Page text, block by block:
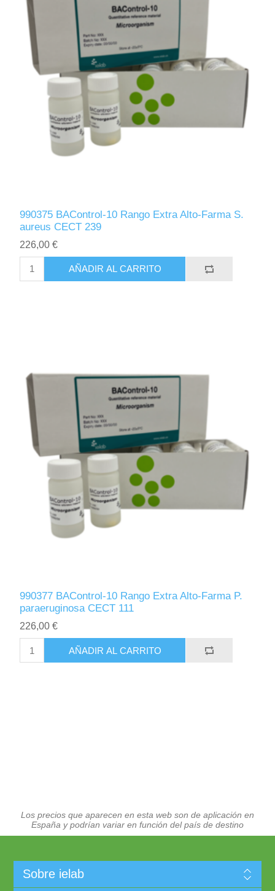
990375 BAControl-10 Rango Extra Alto-Farma S.
aureus CECT 239
226,00 €
AÑADIR AL CARRITO
990377 BAControl-10 Rango Extra Alto-Farma P.
paraeruginosa CECT 111
226,00 €
AÑADIR AL CARRITO
Los precios que aparecen en esta web son de aplicación en
España y podrían variar en función del país de destino
Sobre ielab